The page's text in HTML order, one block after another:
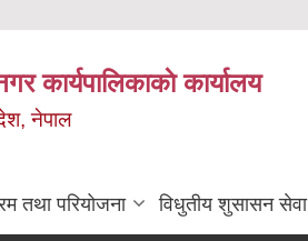
कार्यपालिकाकाे कार्यालय
नेपाल
तथा परियोजना विधुतीय शुसासन सेवा